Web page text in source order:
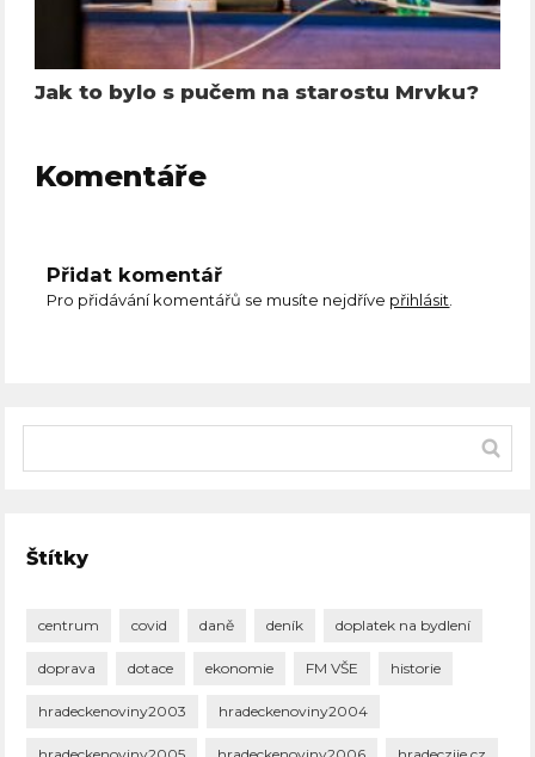
Jak to bylo s pučem na starostu Mrvku?
Komentáře
Přidat komentář
Pro přidávání komentářů se musíte nejdříve přihlásit
Štítky
centrum covid daně deník doplatek na bydlení
doprava dotace ekonomie FM VŠE historie
hradeckenoviny2003 hradeckenoviny2004